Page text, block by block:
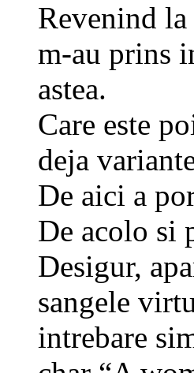
Revenind
m-au prins
astea.
Care este
deja
De aici a
De acolo si
Desigur,
sangele
intrebare